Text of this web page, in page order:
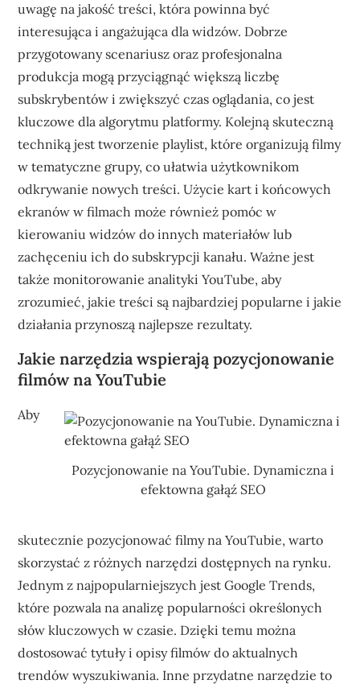
uwagę na jakość treści, która powinna być
interesująca i angażująca dla widzów. Dobrze
przygotowany scenariusz oraz profesjonalna
produkcja mogą przyciągnąć większą liczbę
subskrybentów i zwiększyć czas oglądania, co jest
kluczowe dla algorytmu platformy. Kolejną skuteczną
techniką jest tworzenie playlist, które organizują filmy
w tematyczne grupy, co ułatwia użytkownikom
odkrywanie nowych treści. Użycie kart i końcowych
ekranów w filmach może również pomóc w
kierowaniu widzów do innych materiałów lub
zachęceniu ich do subskrypcji kanału. Ważne jest
także monitorowanie analityki YouTube, aby
zrozumieć, jakie treści są najbardziej popularne i jakie
działania przynoszą najlepsze rezultaty.
Jakie narzędzia wspierają pozycjonowanie
filmów na YouTubie
Pozycjonowanie na YouTubie. Dynamiczna i
efektowna gałąź SEO
Aby
skutecznie pozycjonować filmy na YouTubie, warto
skorzystać z różnych narzędzi dostępnych na rynku.
Jednym z najpopularniejszych jest Google Trends,
które pozwala na analizę popularności określonych
słów kluczowych w czasie. Dzięki temu można
dostosować tytuły i opisy filmów do aktualnych
trendów wyszukiwania. Inne przydatne narzędzie to